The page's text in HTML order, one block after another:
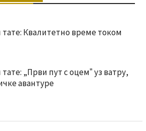
тате: Квалитетно време током
„Први пут с оцемˮ уз ватру,
авантуре